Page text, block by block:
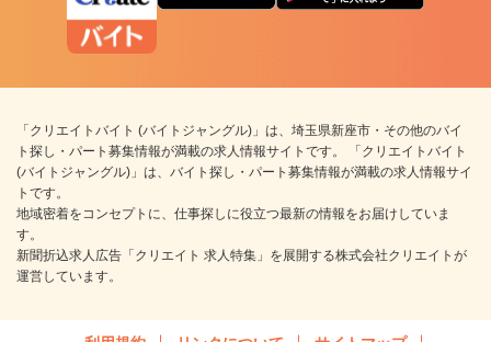
「クリエイトバイト (バイトジャングル)」は、埼玉県新座市・その他のバイ
ト探し・パート募集情報が満載の求人情報サイトです。 「クリエイトバイト
(バイトジャングル)」は、バイト探し・パート募集情報が満載の求人情報サイ
トです。
地域密着をコンセプトに、仕事探しに役立つ最新の情報をお届けしていま
す。
新聞折込求人広告「クリエイト 求人特集」を展開する株式会社クリエイトが
運営しています。